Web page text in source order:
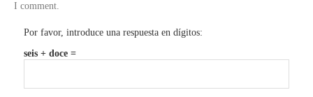
I comment.
Por favor, introduce una respuesta en dígitos:
seis + doce =